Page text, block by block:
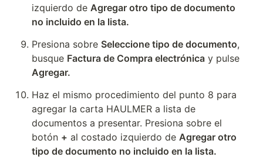
izquierdo de Agregar otro tipo de documento
no incluido en la lista.
Presiona sobre Seleccione tipo de documento,
busque Factura de Compra electrónica
y pulse
Agregar.
Haz el mismo procedimiento del punto 8 para
agregar la carta HAULMER a lista de
documentos a presentar. Presiona sobre el
botón + al costado izquierdo de Agregar otro
tipo de documento no incluido en la lista.